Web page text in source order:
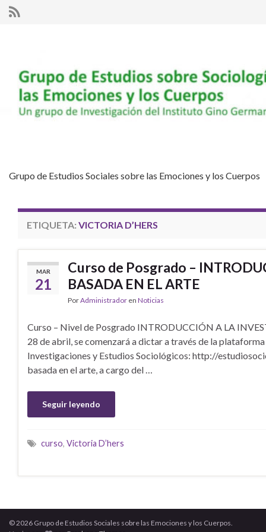
Grupo de Estudios Sociales sobre las Emociones y los Cuerpos
ETIQUETA: VICTORIA D’HERS
MAR
21
Curso de Posgrado –
BASADA EN EL ARTE
PorAdministrador en Noticias
Curso – Nivel de Posgrado INTRODUCCIÓN A LA
28 de abril, se comenzará a dictar a través de la
Investigaciones y Estudios Sociológicos: http://
basada en el arte, a cargo del …
Seguir leyendo
curso, Victoria D’hers
© 2026 Grupo de Estudios Sociales sobre las Emociones y los Cuerpos.